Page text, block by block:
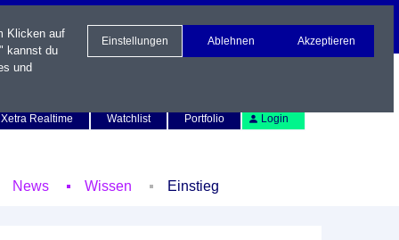
Xetra Realtime
Watchlist Portfolio Login
News Wissen Einstieg
Klicken auf
kannst du
und
Einstellungen Ablehnen Akzeptieren